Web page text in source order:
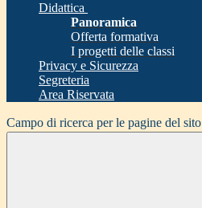
Didattica
Panoramica
Offerta formativa
I progetti delle classi
Privacy e Sicurezza
Segreteria
Area Riservata
Campo di ricerca per le pagine del sito